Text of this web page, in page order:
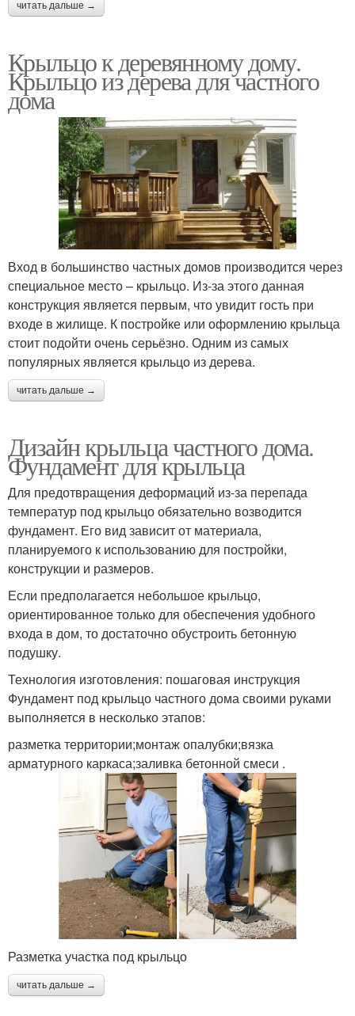
читать дальше →
Крыльцо к деревянному дому.
Крыльцо из дерева для частного
дома
Вход в большинство частных домов производится через
специальное место – крыльцо. Из-за этого данная
конструкция является первым, что увидит гость при
входе в жилище. К постройке или оформлению крыльца
стоит подойти очень серьёзно. Одним из самых
популярных является крыльцо из дерева.
читать дальше →
Дизайн крыльца частного дома.
Фундамент для крыльца
Для предотвращения деформаций из-за перепада
температур под крыльцо обязательно возводится
фундамент. Его вид зависит от материала,
планируемого к использованию для постройки,
конструкции и размеров.
Если предполагается небольшое крыльцо,
ориентированное только для обеспечения удобного
входа в дом, то достаточно обустроить бетонную
подушку.
Технология изготовления: пошаговая инструкция
Фундамент под крыльцо частного дома своими руками
выполняется в несколько этапов:
разметка территории;монтаж опалубки;вязка
арматурного каркаса;заливка бетонной смеси .
Разметка участка под крыльцо
читать дальше →